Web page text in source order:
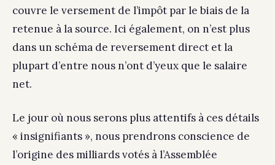
couvre le versement de l’impôt par le biais de la
retenue à la source. Ici également, on n’est plus
dans un schéma de reversement direct et la
plupart d’entre nous n’ont d’yeux que le salaire
net.
Le jour où nous serons plus attentifs à ces détails
« insignifiants », nous prendrons conscience de
l’origine des milliards votés à l’Assemblée